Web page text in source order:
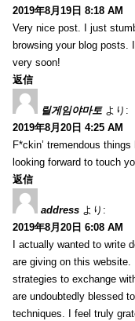
2019年8月19日 8:18 AM
Very nice post. I just
browsing your blog posts.
very soon!
返信
릴게임야마토 より:
2019年8月20日 4:25 AM
F*ckin’ tremendous
looking forward to touch
返信
address より:
2019年8月20日 6:08 AM
I actually wanted to write
are giving on this
strategies to exchange
are undoubtedly blessed
techniques. I feel truly